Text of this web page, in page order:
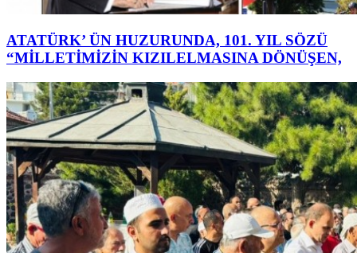
ATATÜRK’ ÜN HUZURUNDA, 101. YIL SÖZÜ
“MİLLETİMİZİN KIZILELMASINA DÖNÜŞEN,